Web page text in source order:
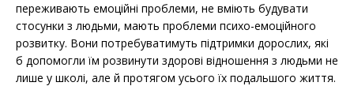
переживають емоційні проблеми, не вміють будувати
стосунки з людьми, мають проблеми психо-емоційного
розвитку. Вони потребуватимуть підтримки дорослих, які
б допомогли їм розвинути здорові відношення з людьми не
лише у школі, але й протягом усього їх подальшого життя.